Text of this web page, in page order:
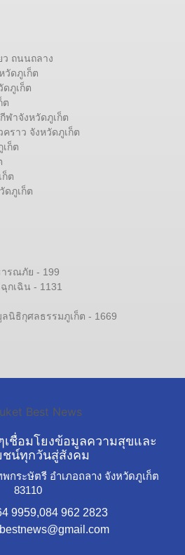
ถนนถลาง
วัดภูเก็ต
ภูเก็ต
ต
ฬาจังหวัดภูเก็ต
ราว จังหวัดภูเก็ต
ก็ต
ต
ภูเก็ต
รณภัย - 199
กเฉิน - 1131
นิธิกุศลธรรมภูเก็ต - 1669
เชื่อมโยงข้อมูลความสุขและ
ชน์ทุกวันสู่สังคม
กระษัตรี อำเภอถลาง จังหวัดภูเก็ต
83110
9959,084 962 2823